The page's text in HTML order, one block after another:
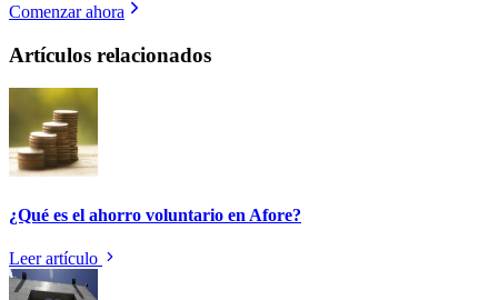
Comenzar ahora
Artículos relacionados
¿Qué es el ahorro voluntario en Afore?
Leer artículo